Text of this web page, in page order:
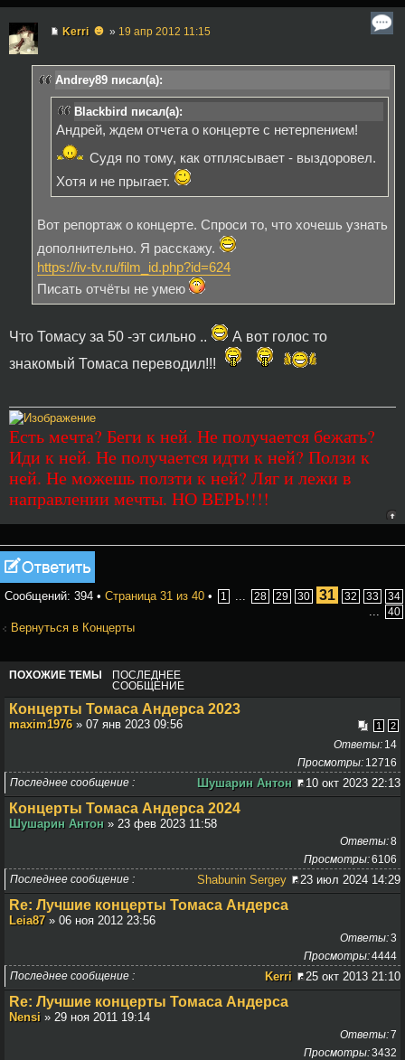
Kerri ☻ » 19 апр 2012 11:15
Andrey89 писал(а):
Blackbird писал(а):
Андрей, ждем отчета о концерте с нетерпением!
Судя по тому, как отплясывает - выздоровел.
Хотя и не прыгает.
Вот репортаж о концерте. Спроси то, что хочешь узнать
дополнительно. Я расскажу.
https://iv-tv.ru/film_id.php?id=624
Писать отчёты не умею
Что Томасу за 50 -эт сильно ..
А вот голос то
знакомый Томаса переводил!!!
Есть мечта? Беги к ней. Не получается бежать?
Иди к ней. Не получается идти к ней? Ползи к
ней. Не можешь ползти к ней? Ляг и лежи в
направлении мечты. НО ВЕРЬ!!!!
Ответить
Сообщений: 394 • Страница 31 из 40 • 1 ... 28 29 30 31 32 33 34
... 40
Вернуться в Концерты
ПОХОЖИЕ ТЕМЫ
ПОСЛЕДНЕЕ
СООБЩЕНИЕ
Концерты Томаса Андерса 2023
1 2
maxim1976» 07 янв 2023 09:56
14
Ответы
12716
Просмотры
Последнее сообщение
Шушарин Антон 10 окт 2023 22:13
Концерты Томаса Андерса 2024
Шушарин Антон » 23 фев 2023 11:58
8
Ответы
6106
Просмотры
Последнее сообщение
Shabunin Sergey 23 июл 2024 14:29
Re: Лучшие концерты Томаса Андерса
Leia87» 06 ноя 2012 23:56
3
Ответы
4444
Просмотры
Последнее сообщение
Kerri 25 окт 2013 21:10
Re: Лучшие концерты Томаса Андерса
Nensi » 29 ноя 2011 19:14
7
Ответы
3432
Просмотры